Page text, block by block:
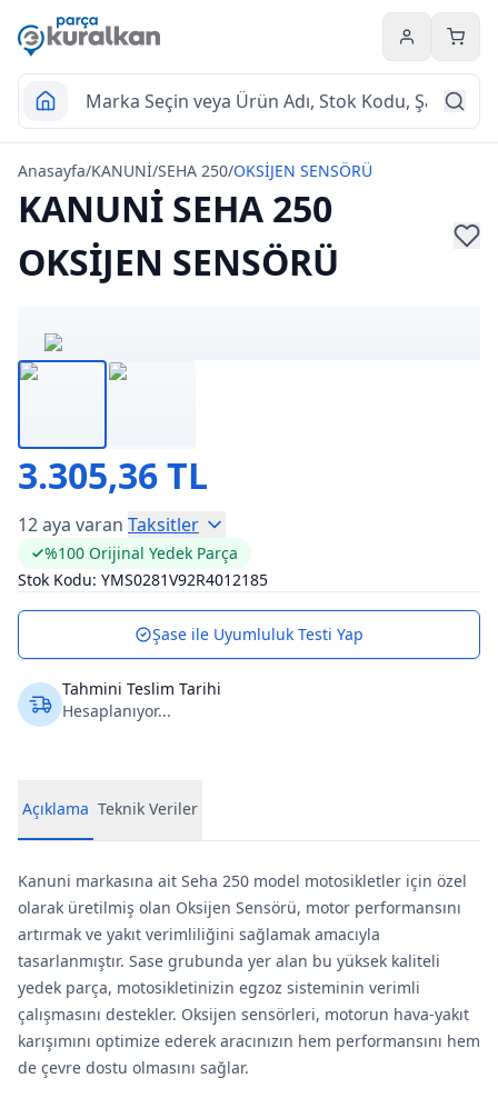
Hesabım
Anasayfa/KANUNİ/SEHA 250/OKSİJEN SENSÖRÜ
KANUNİ SEHA 250
OKSİJEN SENSÖRÜ
3.305,36 TL
12 aya varan Taksitler
%100 Orijinal Yedek Parça
Stok Kodu: YMS0281V92R4012185
Şase ile Uyumluluk Testi Yap
Tahmini Teslim Tarihi
Hesaplanıyor...
Açıklama Teknik Veriler
Kanuni markasına ait Seha 250 model motosikletler için özel
olarak üretilmiş olan Oksijen Sensörü, motor performansını
artırmak ve yakıt verimliliğini sağlamak amacıyla
tasarlanmıştır. Sase grubunda yer alan bu yüksek kaliteli
yedek parça, motosikletinizin egzoz sisteminin verimli
çalışmasını destekler. Oksijen sensörleri, motorun hava-yakıt
karışımını optimize ederek aracınızın hem performansını hem
de çevre dostu olmasını sağlar.